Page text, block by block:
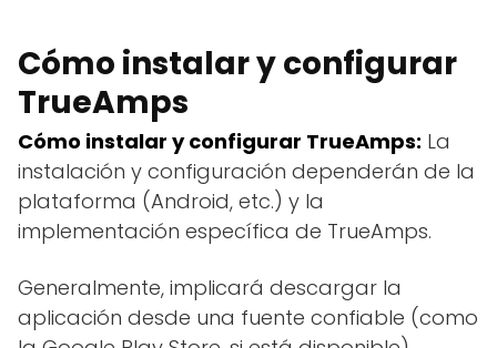
Cómo instalar y configurar
TrueAmps
Cómo instalar y configurar TrueAmps: La
instalación y configuración dependerán de la
plataforma (Android, etc.) y la
implementación específica de TrueAmps.
Generalmente, implicará descargar la
aplicación desde una fuente confiable (como